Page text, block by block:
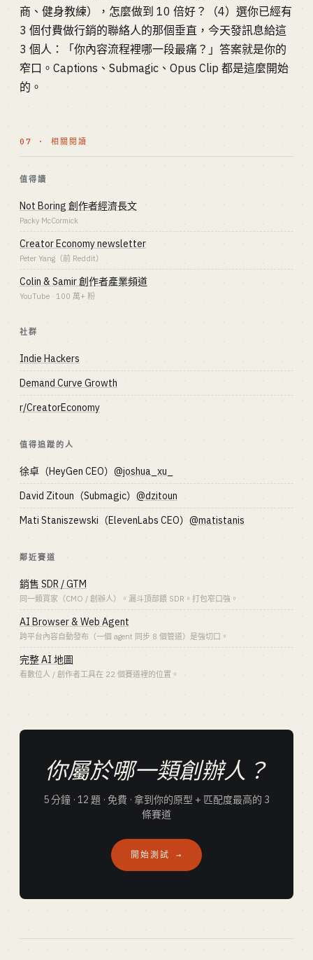
商、健身教練），怎麼做到 10 倍好？（4）選你已經有
3 個付費做行銷的聯絡人的那個垂直，今天發訊息給這
3 個人：「你內容流程裡哪一段最痛？」答案就是你的
窄口。Captions、Submagic、Opus Clip 都是這麼開始
的。
07 · 相關閱讀
值得讀
Not Boring 創作者經濟長文
Packy McCormick
Creator Economy newsletter
Peter Yang（前 Reddit）
Colin & Samir 創作者產業頻道
YouTube · 100 萬+ 粉
社群
Indie Hackers
Demand Curve Growth
r/CreatorEconomy
值得追蹤的人
徐卓（HeyGen CEO） @joshua_xu_
David Zitoun（Submagic） @dzitoun
Mati Staniszewski（ElevenLabs CEO） @matistanis
鄰近賽道
銷售 SDR / GTM
同一類買家（CMO / 創辦人）。漏斗頂部餵 SDR。打包窄口強。
AI Browser & Web Agent
跨平台內容自動發布（一個 agent 同步 8 個管道）是強切口。
完整 AI 地圖
看數位人 / 創作者工具在 22 個賽道裡的位置。
你屬於哪一類創辦人？
5 分鐘 · 12 題 · 免費 · 拿到你的原型 + 匹配度最高的 3
條賽道
開始測試 →